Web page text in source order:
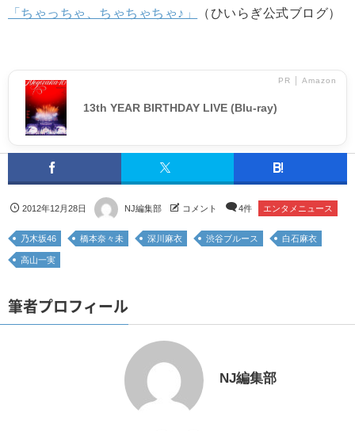
「ちゃっちゃ、ちゃちゃちゃ♪」
（ひいらぎ公式ブログ）
PR │ Amazon
13th YEAR BIRTHDAY LIVE (Blu-ray)
2012年12月28日 NJ編集部 コメント 4件 エンタメニュース
乃木坂46 橋本奈々未 深川麻衣 渋谷ブルース 白石麻衣
高山一実
筆者プロフィール
NJ編集部